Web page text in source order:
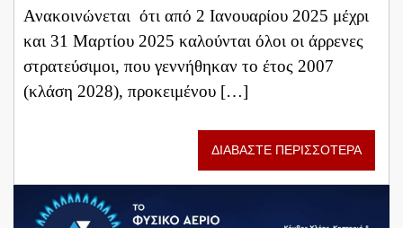
Ανακοινώνεται ότι από 2 Ιανουαρίου 2025 μέχρι
και 31 Μαρτίου 2025 καλούνται όλοι οι άρρενες
στρατεύσιμοι, που γεννήθηκαν το έτος 2007
(κλάση 2028), προκειμένου […]
ΔΙΑΒΑΣΤΕ ΠΕΡΙΣΣΟΤΕΡΑ